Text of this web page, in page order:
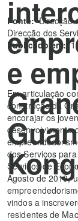
e
Fonte: Direcção
Direcção dos
Publicado em: 1
Em articulação
construção da
encorajar os
desenvolvimento
dos Serviços
Serviços de
Agosto de 2019,
vindos a
residentes de